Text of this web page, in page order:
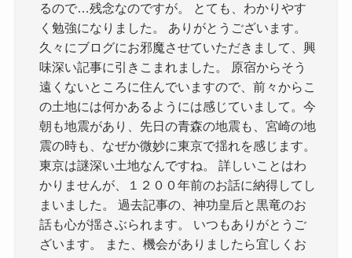
るので…残念なのですが。 とても、わかりやす
く勉強になりました。 ありがとうございます。
久々にブログにお邪魔させていただきまして、興
味深い記事に引きこまれました。 原宿からそう
遠くないところに住んでいますので、前々からこ
の土地には何かあるようには感じていまして。今
朝も地震があり、先日の青森の地震も、宮崎の地
震の時も、なぜか微妙に東京で揺れを感じます。
東京は謎深い土地なんですね。 詳しいことはわ
かりませんが、１２００年前のお話に納得してし
まいました。 過去記事の、神功皇后と黒竜のお
話も心が揺さぶられます。 いつもありがとうご
ざいます。 また、機会がありましたら宜しくお